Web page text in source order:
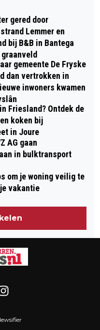
gered door
Lemmer en
bij B&B in Bantega
gemeente De Fryske
dan vertrokken in
inwoners kwamen
Friesland? Ontdek de
koken bij
in Joure
AG gaan
in bulktransport
om je woning veilig te
vakantie